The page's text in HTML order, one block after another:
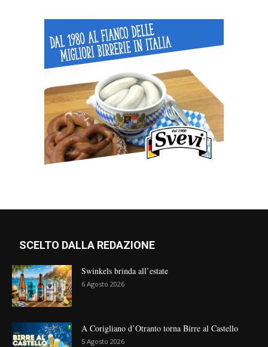
SCELTO DALLA REDAZIONE
Swinkels brinda all’estate
6 Agosto 2026
A Corigliano d’Otranto torna Birre al Castello
5 Agosto 2026